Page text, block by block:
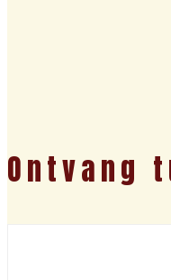
Ontvang